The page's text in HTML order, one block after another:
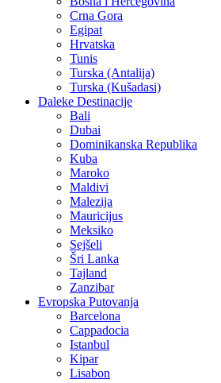
Crna Gora
Egipat
Hrvatska
Tunis
Turska (Antalija)
Turska (Kušadasi)
Daleke Destinacije
Bali
Dubai
Dominikanska Republika
Kuba
Maroko
Maldivi
Malezija
Mauricijus
Meksiko
Sejšeli
Šri Lanka
Tajland
Zanzibar
Evropska Putovanja
Barcelona
Cappadocia
Istanbul
Kipar
Lisabon